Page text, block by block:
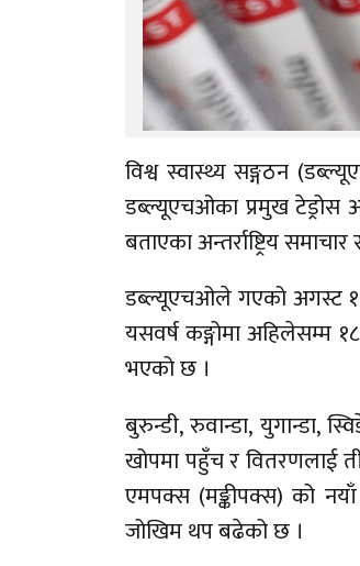
विश्व स्वास्थ्य सङ्गठन
डब्ल्यूएचओका प्रमुख टेड्रोस
बताएका अन्तर्राष्ट्रिय
डब्ल्यूएचओले गएको अगस्ट १४
यसवर्ष कङ्गोमा अहिलेसम्म
भएको छ ।
बुरुन्डी, रुवान्डा, युगान्डा,
खोपमा पहुँच र वितरणलाई
एमपक्स (मङ्कीपक्स) को
जोखिम थप बढेको छ ।